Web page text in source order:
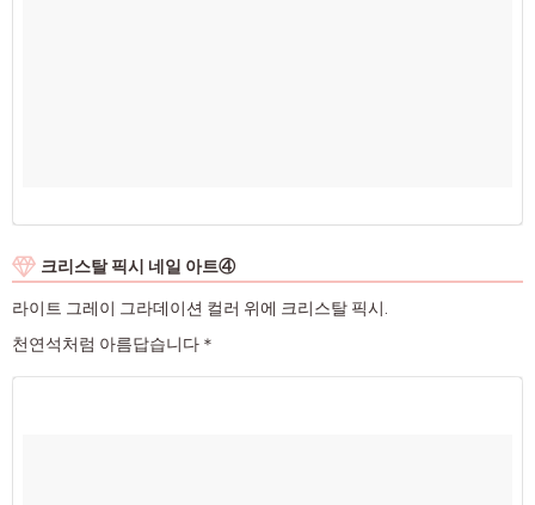
크리스탈 픽시 네일 아트④
라이트 그레이 그라데이션 컬러 위에 크리스탈 픽시.
천연석처럼 아름답습니다＊